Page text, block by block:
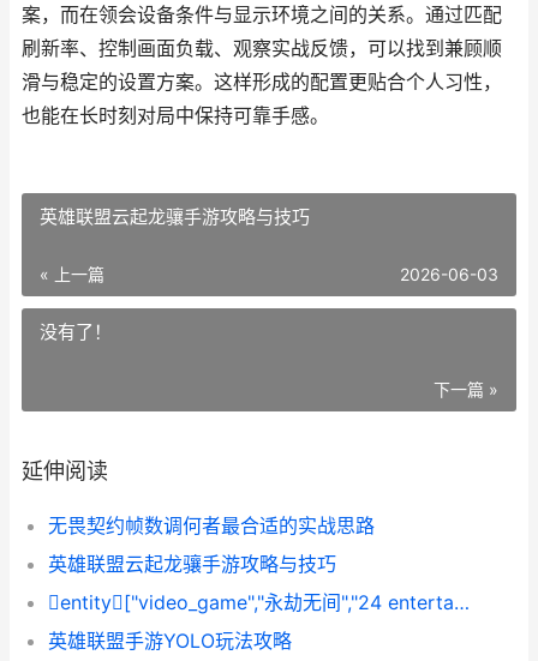
案，而在领会设备条件与显示环境之间的关系。通过匹配
刷新率、控制画面负载、观察实战反馈，可以找到兼顾顺
滑与稳定的设置方案。这样形成的配置更贴合个人习性，
也能在长时刻对局中保持可靠手感。
英雄联盟云起龙骧手游攻略与技巧
« 上一篇 2026-06-03
没有了！
下一篇 »
延伸阅读
无畏契约帧数调何者最合适的实战思路
英雄联盟云起龙骧手游攻略与技巧
entity["video_game","永劫无间","24 entertainment battle royale game"]怎么
英雄联盟手游YOLO玩法攻略